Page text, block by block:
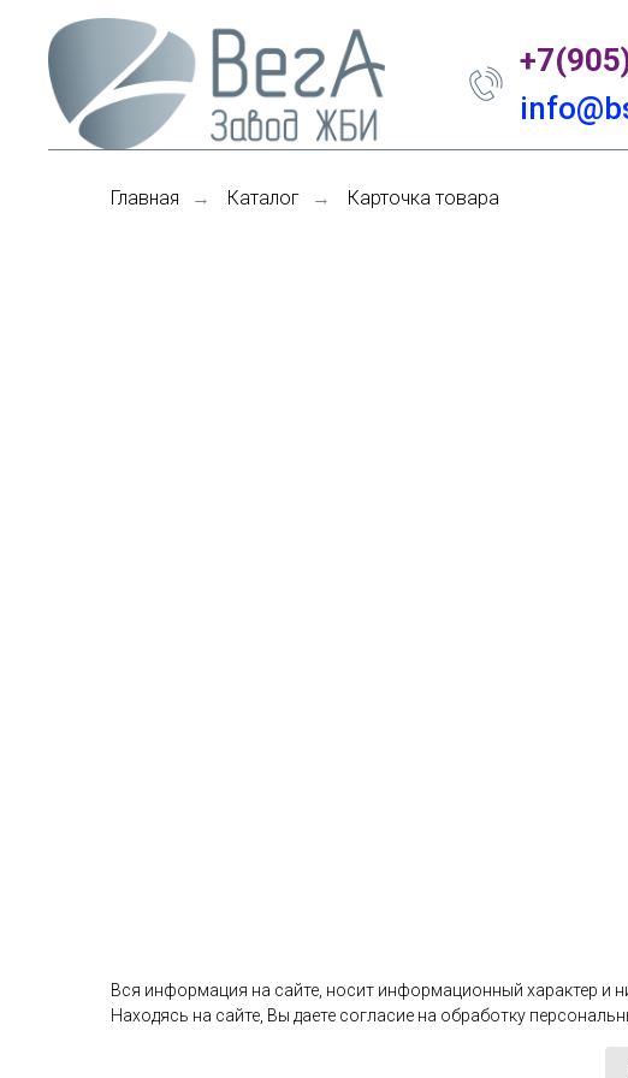
Главная → Каталог → Карточка товара
Вся информация на сайте, носит информационный характер и
Находясь на сайте, Вы даете согласие на обработку